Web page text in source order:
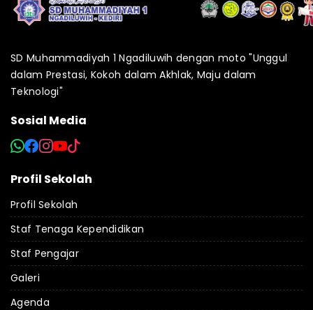
SD Muhammadiyah 1 Ngadiluwih dengan moto "Unggul
dalam Prestasi, Kokoh dalam Akhlak, Maju dalam
Teknologi"
Sosial Media
Profil Sekolah
Profil Sekolah
Staf Tenaga Kependidikan
Staf Pengajar
Galeri
Agenda